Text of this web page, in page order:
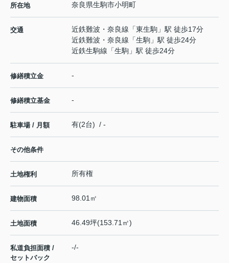
所在地 奈良県生駒市小明町
交通 近鉄難波・奈良線 「東生駒 」駅 徒歩17分
近鉄難波・奈良線 「生駒 」駅 徒歩24分
近鉄生駒線 「生駒 」駅 徒歩24分
修繕積立金 -
修繕積立基金 -
駐車場 / 月額 有(2台) / -
その他条件
土地権利 所有権
建物面積 98.01㎡
土地面積 46.49坪(153.71㎡)
私道負担面積 /
セットバック
-/-